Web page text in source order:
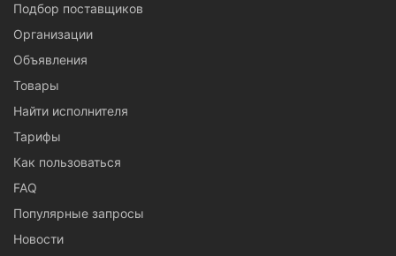
Подбор поставщиков
Организации
Объявления
Товары
Найти исполнителя
Тарифы
Как пользоваться
FAQ
Популярные запросы
Новости